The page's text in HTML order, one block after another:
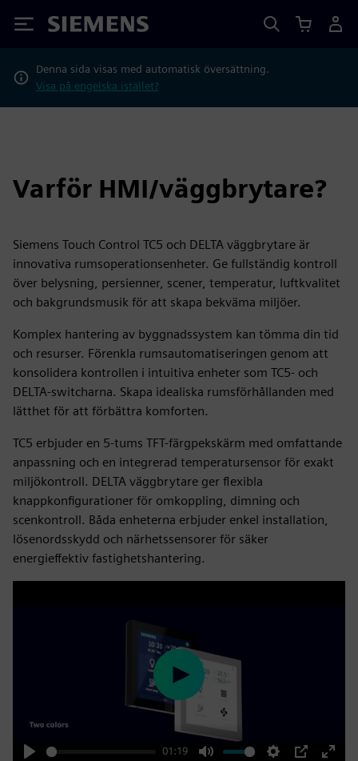
Siemens
Denna sida visas med automatisk översättning.
Visa på engelska istället?
Varför HMI/väggbrytare?
Siemens Touch Control TC5 och DELTA väggbrytare är
innovativa rumsoperationsenheter. Ge fullständig kontroll
över belysning, persienner, scener, temperatur, luftkvalitet
och bakgrundsmusik för att skapa bekväma miljöer.
Komplex hantering av byggnadssystem kan tömma din tid
och resurser. Förenkla rumsautomatiseringen genom att
konsolidera kontrollen i intuitiva enheter som TC5- och
DELTA-switcharna. Skapa idealiska rumsförhållanden med
lätthet för att förbättra komforten.
TC5 erbjuder en 5-tums TFT-färgpekskärm med omfattande
anpassning och en integrerad temperatursensor för exakt
miljökontroll. DELTA väggbrytare ger flexibla
knappkonfigurationer för omkoppling, dimning och
scenkontroll. Båda enheterna erbjuder enkel installation,
lösenordsskydd och närhetssensorer för säker
energieffektiv fastighetshantering.
01:19
Play